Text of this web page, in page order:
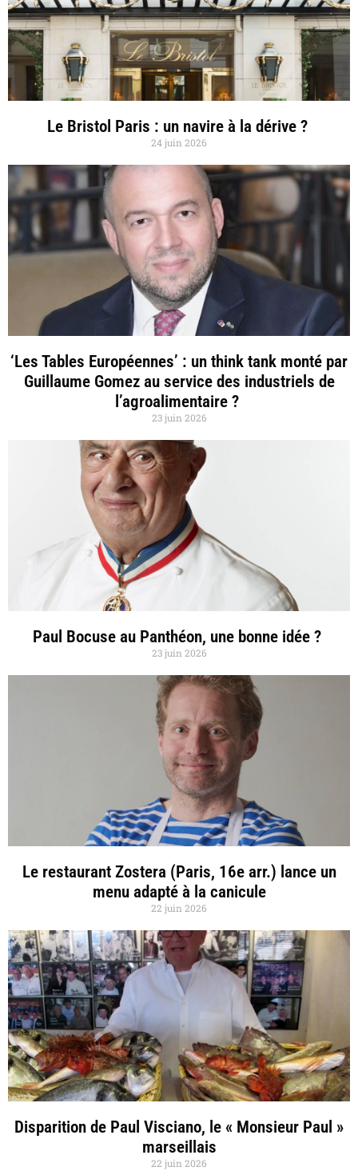
Le Bristol Paris : un navire à la dérive ?
24 juin 2026
‘Les Tables Européennes’ : un think tank monté par
Guillaume Gomez au service des industriels de
l’agroalimentaire ?
23 juin 2026
Paul Bocuse au Panthéon, une bonne idée ?
23 juin 2026
Le restaurant Zostera (Paris, 16e arr.) lance un
menu adapté à la canicule
22 juin 2026
Disparition de Paul Visciano, le « Monsieur Paul »
marseillais
22 juin 2026